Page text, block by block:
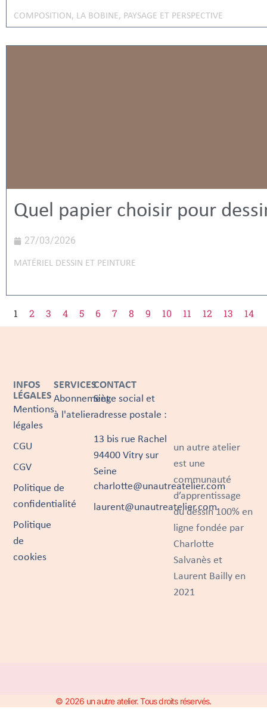
COMPOSITION, LA BOBINE, PAYSAGE ET PERSPECTIVE
Quel papier choisir pour
27/03/2026
MATÉRIEL DESSIN ET PEINTURE
1 2 3 4 5 6 7 8 9 10 11 12 13 14
un autre atelier
est une
communauté
d’apprentissage
du dessin 100% en
ligne fondée par
Charlotte
Salvanès et
Laurent Bailly en
2021
SERVICES
Abonnement
à l'atelier
INFOS
LÉGALES
Mentions
légales
CGU
CGV
Politique de
confidentialité
Politique
de
cookies
CONTACT
Siège social et
adresse postale :
13 bis rue Rachel
94400 Vitry sur
Seine
charlotte@unautreatelier.com
laurent@unautreatelier.com
© 2026 un autre atelier. Tous droits réservés.